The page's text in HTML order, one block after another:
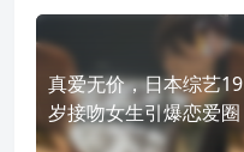
真爱无价，日本综艺19
岁接吻女生引爆恋爱圈